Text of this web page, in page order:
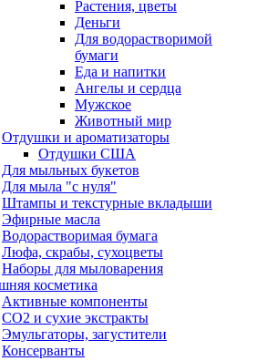
Растения, цветы
Деньги
Для водорастворимой
бумаги
Еда и напитки
Ангелы и сердца
Мужское
Животный мир
Отдушки и ароматизаторы
Отдушки США
Для мыльных букетов
Для мыла "с нуля"
Штампы и текстурные вкладыши
Эфирные масла
Водорастворимая бумага
Люфа, скрабы, сухоцветы
Наборы для мыловарения
косметика
Активные компоненты
СО2 и сухие экстракты
Эмульгаторы, загустители
Консерванты